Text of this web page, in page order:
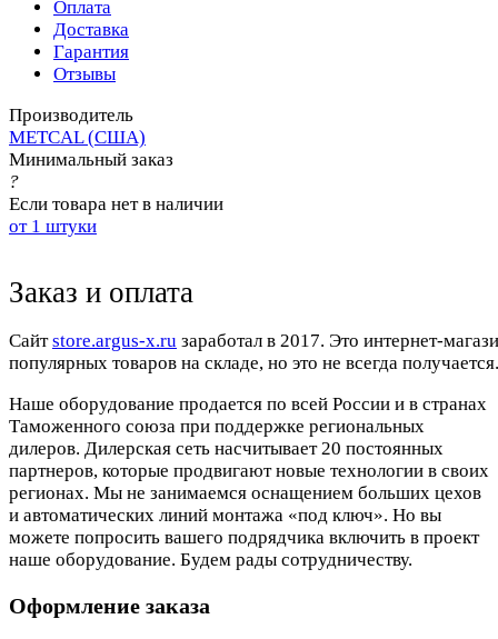
Оплата
Доставка
Гарантия
Отзывы
Производитель
METCAL (США)
Минимальный заказ
?
Если товара нет в наличии
от 1 штуки
Заказ и оплата
Cайтstore.argus-x.ru заработал в 2017. Это интернет-
популярных товаров на складе, но это не всегда
Наше оборудование продается по всей России и в странах
Таможенного союза при поддержке региональных
дилеров. Дилерская сеть насчитывает 20 постоянных
партнеров, которые продвигают новые технологии в своих
регионах. Мы не занимаемся оснащением больших цехов
и автоматических линий монтажа «под ключ». Но вы
можете попросить вашего подрядчика включить в проект
наше оборудование. Будем рады сотрудничеству.
Оформление заказа